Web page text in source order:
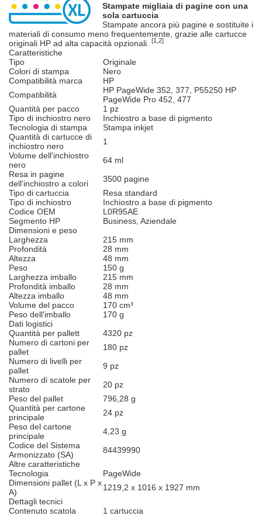
Stampate migliaia di pagine con una
sola cartuccia
Stampate ancora più pagine e sostituite i
materiali di consumo meno frequentemente, grazie alle cartucce
originali HP ad alta capacità opzionali.
[1,2]
Caratteristiche
Tipo
Originale
Colori di stampa
Nero
Compatibilità marca
HP
Compatibilità
HP PageWide 352, 377, P55250 HP
PageWide Pro 452, 477
Quantità per pacco
1 pz
Tipo di inchiostro nero
Inchiostro a base di pigmento
Tecnologia di stampa
Stampa inkjet
Quantità di cartucce di
inchiostro nero
1
Volume dell'inchiostro
nero
64 ml
Resa in pagine
dell'inchiostro a colori
3500 pagine
Tipo di cartuccia
Resa standard
Tipo di inchiostro
Inchiostro a base di pigmento
Codice OEM
L0R95AE
Segmento HP
Business, Aziendale
Dimensioni e peso
Larghezza
215 mm
Profondità
28 mm
Altezza
48 mm
Peso
150 g
Larghezza imballo
215 mm
Profondità imballo
28 mm
Altezza imballo
48 mm
Volume del pacco
170 cm³
Peso dell'imballo
170 g
Dati logistici
Quantità per pallett
4320 pz
Numero di cartoni per
pallet
180 pz
Numero di livelli per
pallet
9 pz
Numero di scatole per
strato
20 pz
Peso del pallet
796,28 g
Quantità per cartone
principale
24 pz
Peso del cartone
principale
4,23 g
Codice del Sistema
Armonizzato (SA)
84439990
Altre caratteristiche
Tecnologia
PageWide
Dimensioni pallet (L x P x
A)
1219,2 x 1016 x 1927 mm
Dettagli tecnici
Contenuto scatola
1 cartuccia